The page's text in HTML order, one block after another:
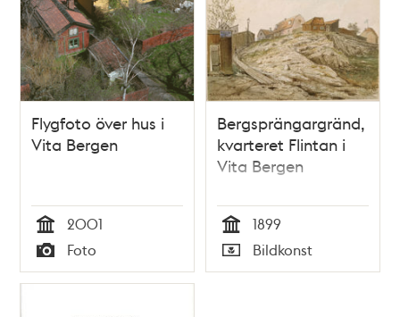
Flygfoto över hus i
Vita Bergen
Tid
2001
Typ
Foto
Bergsprängargränd,
kvarteret Flintan i
Vita Bergen
Tid
1899
Typ
Bildkonst